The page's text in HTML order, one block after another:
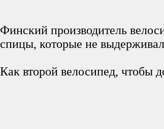
Финский производитель
спицы, которые не
Как второй велосипед, чтобы